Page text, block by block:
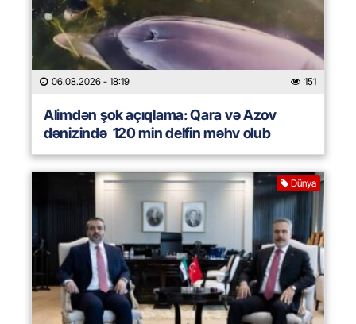
06.08.2026 - 18:19 151
Alimdən şok açıqlama: Qara və Azov
dənizində 120 min delfin məhv olub
Dünya